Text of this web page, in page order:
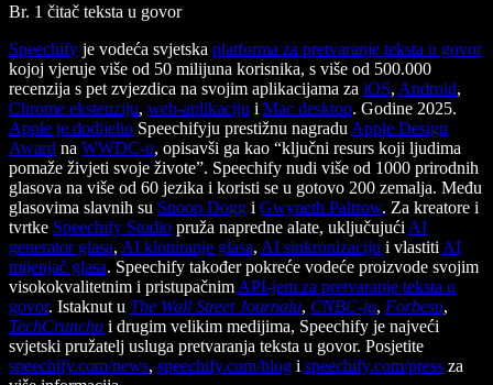
Br. 1 čitač teksta u govor
Speechify je vodeća svjetska platforma za pretvaranje teksta u govor
kojoj vjeruje više od 50 milijuna korisnika, s više od 500.000
recenzija s pet zvjezdica na svojim aplikacijama za iOS, Android,
Chrome ekstenziju, web-aplikaciju i Mac desktop. Godine 2025.
Apple je dodijelio Speechifyju prestižnu nagradu Apple Design
Award na WWDC-u, opisavši ga kao “ključni resurs koji ljudima
pomaže živjeti svoje živote”. Speechify nudi više od 1000 prirodnih
glasova na više od 60 jezika i koristi se u gotovo 200 zemalja. Među
glasovima slavnih su Snoop Dogg i Gwyneth Paltrow. Za kreatore i
tvrtke Speechify Studio pruža napredne alate, uključujući AI
generator glasa, AI kloniranje glasa, AI sinkronizaciju i vlastiti AI
mijenjač glasa. Speechify također pokreće vodeće proizvode svojim
visokokvalitetnim i pristupačnim API-jem za pretvaranje teksta u
govor. Istaknut u The Wall Street Journalu, CNBC-ju, Forbesu,
TechCrunchu i drugim velikim medijima, Speechify je najveći
svjetski pružatelj usluga pretvaranja teksta u govor. Posjetite
speechify.com/news, speechify.com/blog i speechify.com/press za